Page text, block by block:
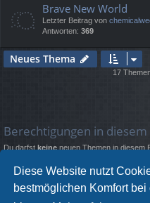
Diese Website nutzt
bestmöglichen Komfort bei
Brave New World
Letzter Beitrag von
Antworten: 369
Neues Thema
17
Berechtigungen in
Du darfst keine neuen Themen in diesem
Du darfst deine Beiträge in diesem Forum
Du darfst deine Beiträge in diesem Forum
Du darfstkeine Dateianhänge in diesem